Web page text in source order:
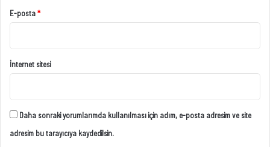
E-posta*
İnternet sitesi
Daha sonraki yorumlarımda kullanılması için adım, e-posta adresim ve site
adresim bu tarayıcıya kaydedilsin.